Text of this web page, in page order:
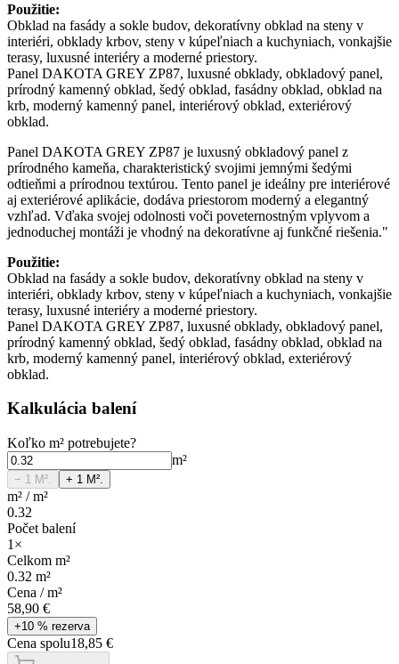
Použitie:
Obklad na fasády a sokle budov, dekoratívny obklad na steny v
interiéri, obklady krbov, steny v kúpeľniach a kuchyniach, vonkajšie
terasy, luxusné interiéry a moderné priestory.
Panel DAKOTA GREY ZP87, luxusné obklady, obkladový panel,
prírodný kamenný obklad, šedý obklad, fasádny obklad, obklad na
krb, moderný kamenný panel, interiérový obklad, exteriérový
obklad.
Panel DAKOTA GREY ZP87 je luxusný obkladový panel z
prírodného kameňa, charakteristický svojimi jemnými šedými
odtieňmi a prírodnou textúrou. Tento panel je ideálny pre interiérové
aj exteriérové aplikácie, dodáva priestorom moderný a elegantný
vzhľad. Vďaka svojej odolnosti voči poveternostným vplyvom a
jednoduchej montáži je vhodný na dekoratívne aj funkčné riešenia."
Použitie:
Obklad na fasády a sokle budov, dekoratívny obklad na steny v
interiéri, obklady krbov, steny v kúpeľniach a kuchyniach, vonkajšie
terasy, luxusné interiéry a moderné priestory.
Panel DAKOTA GREY ZP87, luxusné obklady, obkladový panel,
prírodný kamenný obklad, šedý obklad, fasádny obklad, obklad na
krb, moderný kamenný panel, interiérový obklad, exteriérový
obklad.
Kalkulácia balení
Koľko m² potrebujete?
m²
− 1 M². + 1 M².
m² /m²
0.32
Počet balení
1 ×
Celkom m²
0.32 m²
Cena /m²
58,90 €
+10 % rezerva
Cena spolu18,85 €